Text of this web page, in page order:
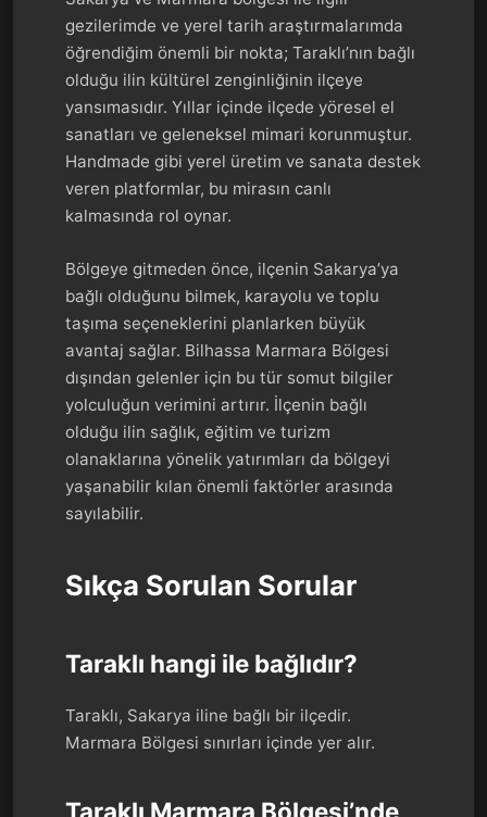
gezilerimde ve yerel tarih araştırmalarımda
öğrendiğim önemli bir nokta; Taraklı’nın bağlı
olduğu ilin kültürel zenginliğinin ilçeye
yansımasıdır. Yıllar içinde ilçede yöresel el
sanatları ve geleneksel mimari korunmuştur.
Handmade gibi yerel üretim ve sanata destek
veren platformlar, bu mirasın canlı
kalmasında rol oynar.
Bölgeye gitmeden önce, ilçenin Sakarya’ya
bağlı olduğunu bilmek, karayolu ve toplu
taşıma seçeneklerini planlarken büyük
avantaj sağlar. Bilhassa Marmara Bölgesi
dışından gelenler için bu tür somut bilgiler
yolculuğun verimini artırır. İlçenin bağlı
olduğu ilin sağlık, eğitim ve turizm
olanaklarına yönelik yatırımları da bölgeyi
yaşanabilir kılan önemli faktörler arasında
sayılabilir.
Sıkça Sorulan Sorular
Taraklı hangi ile bağlıdır?
Taraklı, Sakarya iline bağlı bir ilçedir.
Marmara Bölgesi sınırları içinde yer alır.
Taraklı Marmara Bölgesi’nde